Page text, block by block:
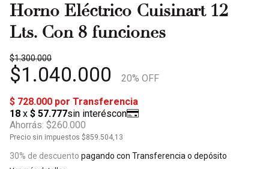
Horno Eléctrico Cuisinart 12
Lts. Con 8 funciones
$1.300.000
$1.040.000 20% OFF
Ahorrás: $260.000
Precio sin impuestos $859.504,13
30% de descuento pagando con Transferencia o depósito